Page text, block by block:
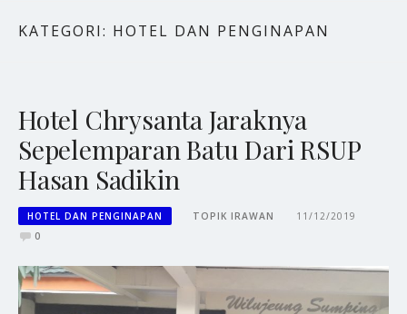
KATEGORI: HOTEL DAN PENGINAPAN
Hotel Chrysanta Jaraknya
Sepelemparan Batu Dari RSUP
Hasan Sadikin
HOTEL DAN PENGINAPAN TOPIK IRAWAN
11/12/2019
0